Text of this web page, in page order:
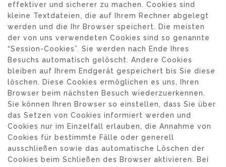
effektiver und sicherer zu machen. Cookies sind
kleine Textdateien, die auf Ihrem Rechner abgelegt
werden und die Ihr Browser speichert. Die meisten
der von uns verwendeten Cookies sind so genannte
“Session-Cookies”. Sie werden nach Ende Ihres
Besuchs automatisch gelöscht. Andere Cookies
bleiben auf Ihrem Endgerät gespeichert bis Sie diese
löschen. Diese Cookies ermöglichen es uns, Ihren
Browser beim nächsten Besuch wiederzuerkennen.
Sie können Ihren Browser so einstellen, dass Sie über
das Setzen von Cookies informiert werden und
Cookies nur im Einzelfall erlauben, die Annahme von
Cookies für bestimmte Fälle oder generell
ausschließen sowie das automatische Löschen der
Cookies beim Schließen des Browser aktivieren. Bei